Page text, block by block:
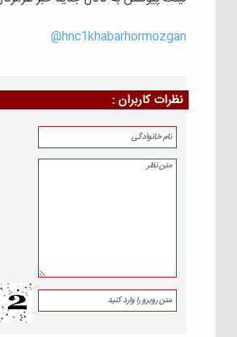
hnc1khabarhormozgan@
نظرات كاربران :